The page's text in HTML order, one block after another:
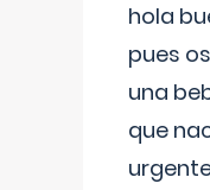
hola
pues
una
que